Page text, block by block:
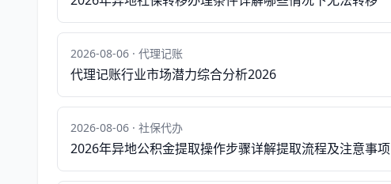
2026-08-06 · 代理记账
代理记账行业市场潜力综合分析2026
2026-08-06 · 社保代办
2026年异地公积金提取操作步骤详解提取流程及注意事项